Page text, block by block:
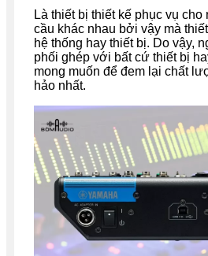
Là thiết bị thiết kế phục vụ
cầu khác nhau bởi vậy mà
hệ thống hay thiết bị. Do vậy,
phối ghép với bất cứ thiết bị
mong muốn để đem lại chất
hảo nhất.